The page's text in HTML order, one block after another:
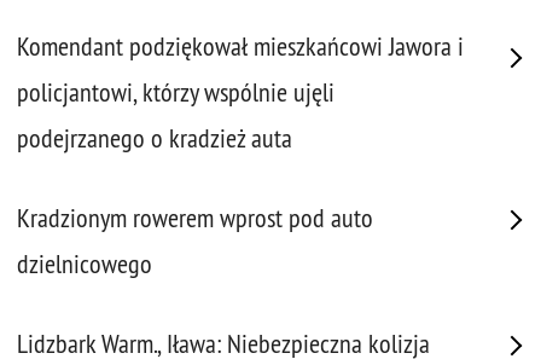
Komendant podziękował mieszkańcowi Jawora i
policjantowi, którzy wspólnie ujęli
podejrzanego o kradzież auta
Kradzionym rowerem wprost pod auto
dzielnicowego
Lidzbark Warm., Iława: Niebezpieczna kolizja